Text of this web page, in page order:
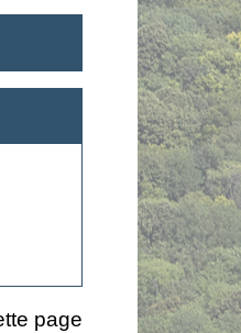
page